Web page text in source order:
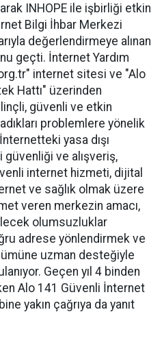
INHOPE ile işbirliği etkin
Bilgi İhbar Merkezi
değerlendirmeye alınan
geçti. İnternet Yardım
internet sitesi ve "Alo
Hattı" üzerinden
güvenli ve etkin
problemlere yönelik
yasa dışı
ve alışveriş,
internet hizmeti, dijital
ve sağlık olmak üzere
veren merkezin amacı,
olumsuzluklar
adrese yönlendirmek ve
uzman desteğiyle
Geçen yıl 4 binden
Alo 141 Güvenli İnternet
yakın çağrıya da yanıt